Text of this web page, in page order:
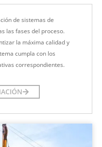
de sistemas de
las fases del proceso.
la máxima calidad y
cumpla con los
correspondientes.